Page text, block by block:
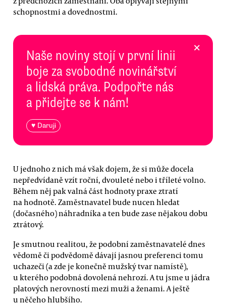
schopnostmi a dovednostmi.
Naše noviny stojí v první linii
boje za svobodné novinářství
a lidská práva. Podpořte nás
a přidejte se k nám!
♥ Daruji
×
U jednoho z nich má však dojem, že si může docela
nepředvídaně vzít roční, dvouleté nebo i tříleté volno.
Během něj pak valná část hodnoty praxe ztratí
na hodnotě. Zaměstnavatel bude nucen hledat
(dočasného) náhradníka a ten bude zase nějakou dobu
ztrátový.
Je smutnou realitou, že podobní zaměstnavatelé dnes
vědomě či podvědomě dávají jasnou preferenci tomu
uchazeči (a zde je konečně mužský tvar namístě),
u kterého podobná dovolená nehrozí. A tu jsme u jádra
platových nerovností mezi muži a ženami. A ještě
u něčeho hlubšího.